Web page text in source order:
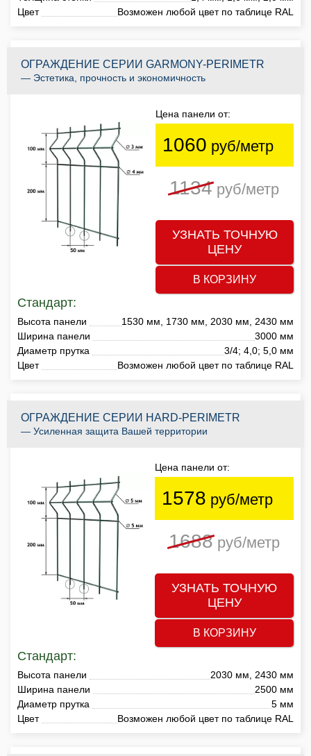
Цвет
Возможен любой цвет по таблице RAL
ОГРАЖДЕНИЕ СЕРИИ GARMONY-PERIMETR
— Эстетика, прочность и экономичность
Цена панели от:
1060 руб/метр
1134руб/метр
УЗНАТЬ ТОЧНУЮ
ЦЕНУ
В КОРЗИНУ
Стандарт:
Высота панели
1530 мм, 1730 мм, 2030 мм, 2430 мм
Ширина панели
3000 мм
Диаметр прутка
3/4; 4,0; 5,0 мм
Цвет
Возможен любой цвет по таблице RAL
ОГРАЖДЕНИЕ СЕРИИ HARD-PERIMETR
— Усиленная защита Вашей территории
Цена панели от:
1578 руб/метр
1688руб/метр
УЗНАТЬ ТОЧНУЮ
ЦЕНУ
В КОРЗИНУ
Стандарт:
Высота панели
2030 мм, 2430 мм
Ширина панели
2500 мм
Диаметр прутка
5 мм
Цвет
Возможен любой цвет по таблице RAL